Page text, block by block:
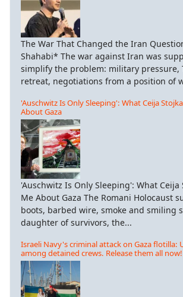
The War That Changed the Iran
Shahabi* The war against Iran was
simplify the problem: military pressure,
retreat, negotiations from a position of
'Auschwitz Is Only Sleeping': What Ceija
About Gaza
'Auschwitz Is Only Sleeping': What Ceija
Me About Gaza The Romani Holocaust
boots, barbed wire, smoke and smiling
daughter of survivors, the...
Israeli Navy's criminal attack on Gaza flotilla:
among detained crews. Release them all now!